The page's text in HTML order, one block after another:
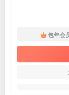
包年会